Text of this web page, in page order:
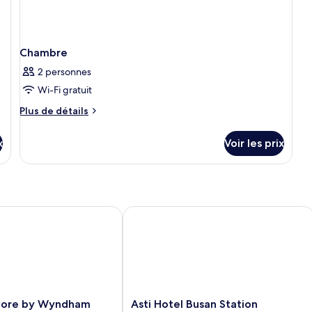
Chambre
2 personnes
Wi-Fi gratuit
Plus de détails
Plus
le
Chambre
Voir les prix
by Wyndham
by Wyndham Busan Station
Asti
Asti Hotel Busan Station
Asti Hotel Busan Station